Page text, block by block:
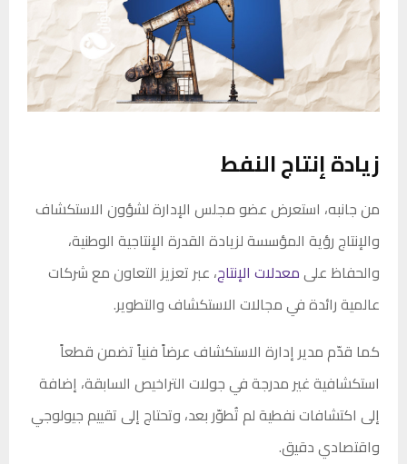
زيادة إنتاج النفط
من جانبه، استعرض عضو مجلس الإدارة لشؤون الاستكشاف
والإنتاج رؤية المؤسسة لزيادة القدرة الإنتاجية الوطنية،
والحفاظ علىمعدلات الإنتاج، عبر تعزيز التعاون مع شركات
عالمية رائدة في مجالات الاستكشاف والتطوير.
كما قدّم مدير إدارة الاستكشاف عرضاً فنياً تضمن قطعاً
استكشافية غير مدرجة في جولات التراخيص السابقة، إضافة
إلى اكتشافات نفطية لم تُطوّر بعد، وتحتاج إلى تقييم جيولوجي
واقتصادي دقيق.